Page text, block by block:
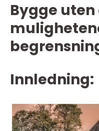
Bygge uten
Innledning: